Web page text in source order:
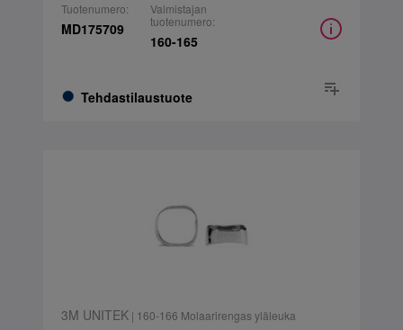
Tuotenumero:
MD175709
Tehdastilaustuote
Valmistajan
tuotenumero:
160-165
3M UNITEK| 160-166 Molaarirengas yläleuka